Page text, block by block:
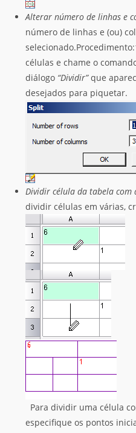
Alterar número de linhas e
número de linhas e (ou)
células e chame o
diálogo “Dividir”que
desejados para piquetar.
Dividir célula da tabela
dividir células em várias,
Para dividir uma célula
especifique os pontos